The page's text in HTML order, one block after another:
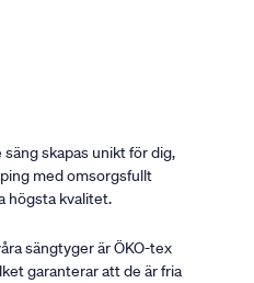
säng skapas unikt för dig,
med omsorgsfullt
högsta kvalitet.
sängtyger är ÖKO-tex
garanterar att de är fria